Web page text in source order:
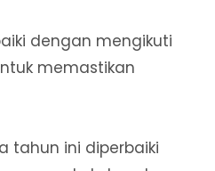
dengan mengikuti
memastikan
tahun ini diperbaiki